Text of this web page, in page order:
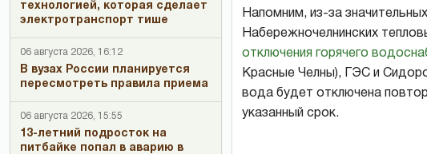
технологией, которая сделает
электротранспорт тише
06 августа 2026, 16:12
В вузах России планируется
пересмотреть правила приема
06 августа 2026, 15:55
13-летний подросток на
питбайке попал в аварию в
Напомним, из-за
Набережночелнинских
отключения горячего
Красные Челны), ГЭС и
вода будет отключена
указанный срок.